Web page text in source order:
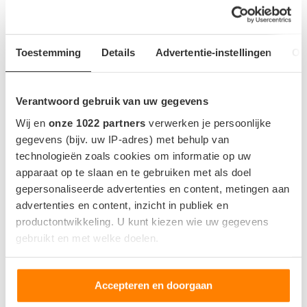
Toestemming Details Advertentie-instellingen
Verantwoord gebruik van uw gegevens
Wij en onze 1022 partners verwerken je persoonlijke
gegevens (bijv. uw IP-adres) met behulp van
technologieën zoals cookies om informatie op uw
apparaat op te slaan en te gebruiken met als doel
gepersonaliseerde advertenties en content, metingen aan
advertenties en content, inzicht in publiek en
productontwikkeling. U kunt kiezen wie uw gegevens
gebruikt en met welke doelen.
Als u het toestaat, willen we ook graag:
Informatie verzamelen over uw geografische locatie,
Accepteren en doorgaan
Tesla komt met Grok-update in Europa: zo werkt
de AI-assistent in Model 3 en Model Y
Meer actieradius en ergonomische